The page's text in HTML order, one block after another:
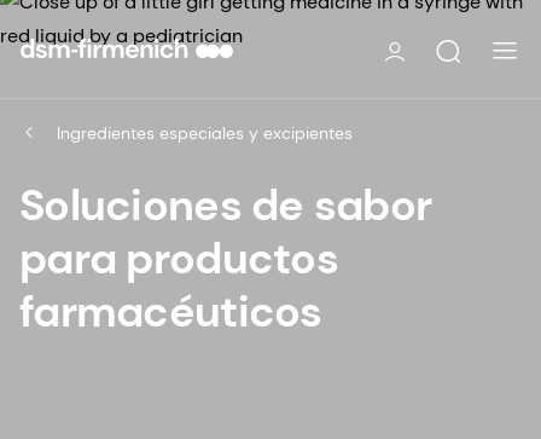
Ingredientes especiales y excipientes
Soluciones de sabor
para productos
farmacéuticos